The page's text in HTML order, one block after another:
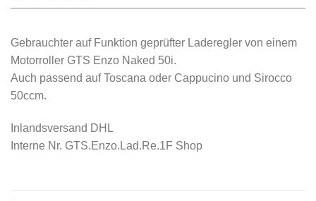
Gebrauchter auf Funktion geprüfter Laderegler von einem
Motorroller GTS Enzo Naked 50i.
Auch passend auf Toscana oder Cappucino und Sirocco
50ccm.
Inlandsversand DHL
Interne Nr. GTS.Enzo.Lad.Re.1F Shop